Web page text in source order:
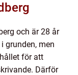
och är 28 år
grunden, men
för att
Därför